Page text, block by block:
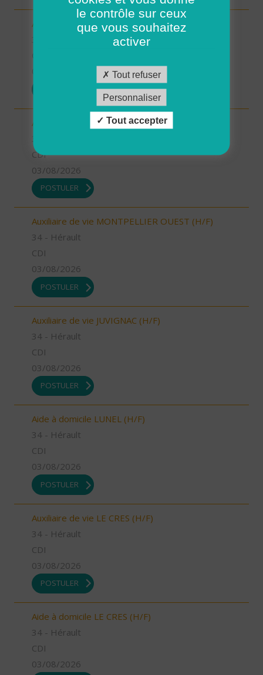
Aide à domicile MIMOSAS (H/F)
Auxiliaire de vie MIMOSAS (H/F)
CDI
03/08/2026
POSTULER
Auxiliaire de vie MONTPELLIER OUEST (H/F)
34 - Hérault
CDI
03/08/2026
POSTULER
Auxiliaire de vie JUVIGNAC (H/F)
34 - Hérault
CDI
03/08/2026
POSTULER
Aide à domicile LUNEL (H/F)
34 - Hérault
CDI
03/08/2026
POSTULER
Auxiliaire de vie LE CRES (H/F)
34 - Hérault
CDI
03/08/2026
POSTULER
Aide à domicile LE CRES (H/F)
34 - Hérault
CDI
03/08/2026
le contrôle sur ceux
que vous souhaitez
activer
Tout refuser
Personnaliser
Tout accepter